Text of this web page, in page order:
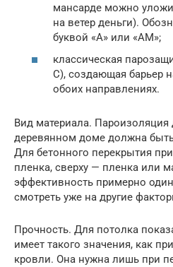
мансарде можно
на ветер деньги).
буквой «А» или «АМ»;
классическая
С), создающая барьер
обоих направлениях.
Вид материала. Пароизоляция
деревянном доме должна
Для бетонного перекрытия
пленка, сверху — пленка или
эффективность примерно
смотреть уже на другие
Прочность. Для потолка
имеет такого значения, как
кровли. Она нужна лишь при